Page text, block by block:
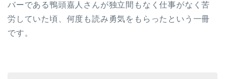
バーである鴨頭嘉人さんが独立間もなく仕事がなく苦
労していた頃、何度も読み勇気をもらったという一冊
です。